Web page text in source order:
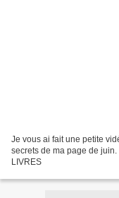
Je vous ai fait une petite
secrets de ma page de
LIVRES